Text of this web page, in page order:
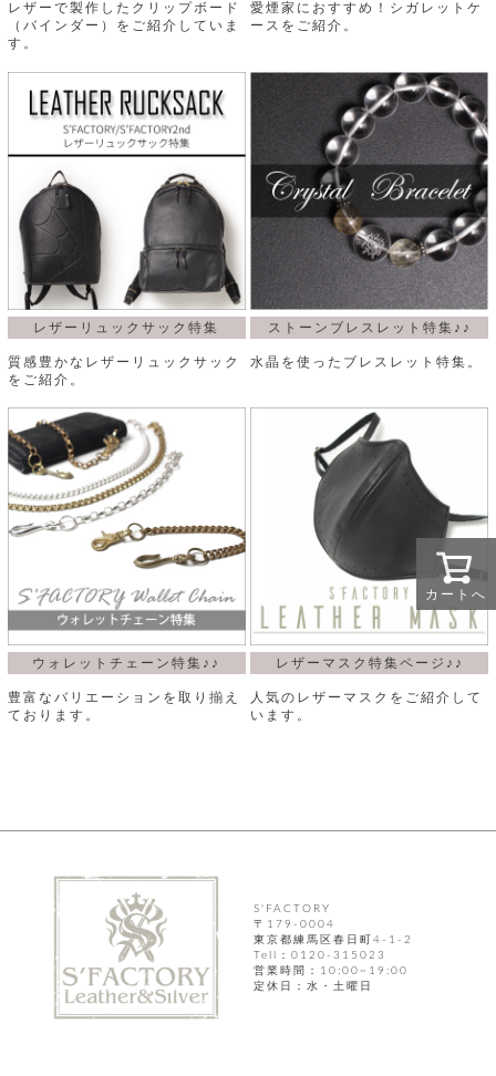
カートへ
レザーで製作したクリップボード
（バインダー）をご紹介していま
す。
愛煙家におすすめ！シガレットケ
ースをご紹介。
レザーリュックサック特集
質感豊かなレザーリュックサック
をご紹介。
ストーンブレスレット特集♪♪
水晶を使ったブレスレット特集。
ウォレットチェーン特集♪♪
豊富なバリエーションを取り揃え
ております。
レザーマスク特集ページ♪♪
人気のレザーマスクをご紹介して
います。
S'FACTORY
〒179-0004
東京都練馬区春日町4-1-2
Tell：0120-315023
営業時間：10:00~19:00
定休日：水・土曜日